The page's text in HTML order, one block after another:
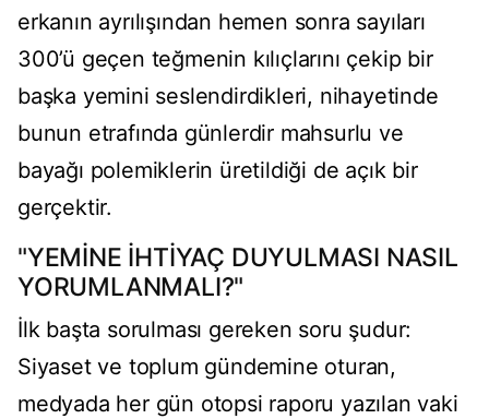
erkanın ayrılışından hemen sonra sayıları
300’ü geçen teğmenin kılıçlarını çekip bir
başka yemini seslendirdikleri, nihayetinde
bunun etrafında günlerdir mahsurlu ve
bayağı polemiklerin üretildiği de açık bir
gerçektir.
"YEMİNE İHTİYAÇ DUYULMASI NASIL
YORUMLANMALI?"
İlk başta sorulması gereken soru şudur:
Siyaset ve toplum gündemine oturan,
medyada her gün otopsi raporu yazılan vaki